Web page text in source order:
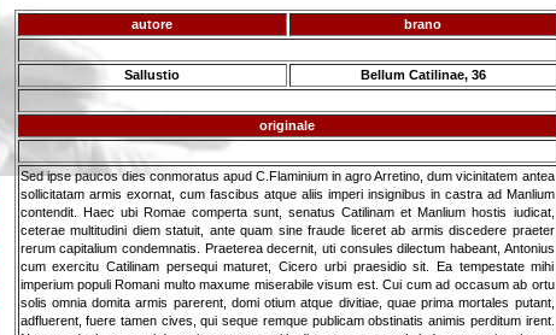
autore brano
Sallustio Bellum Catilinae, 36
originale
Sed ipse paucos dies conmoratus apud C.Flaminium in agro Arretino, dum vicinitatem antea
sollicitatam armis exornat, cum fascibus atque aliis imperi insignibus in castra ad Manlium
contendit. Haec ubi Romae comperta sunt, senatus Catilinam et Manlium hostis iudicat,
ceterae multitudini diem statuit, ante quam sine fraude liceret ab armis discedere praeter
rerum capitalium condemnatis. Praeterea decernit, uti consules dilectum habeant, Antonius
cum exercitu Catilinam persequi maturet, Cicero urbi praesidio sit. Ea tempestate mihi
imperium populi Romani multo maxume miserabile visum est. Cui cum ad occasum ab ortu
solis omnia domita armis parerent, domi otium atque divitiae, quae prima mortales putant,
adfluerent, fuere tamen cives, qui seque remque publicam obstinatis animis perditum irent.